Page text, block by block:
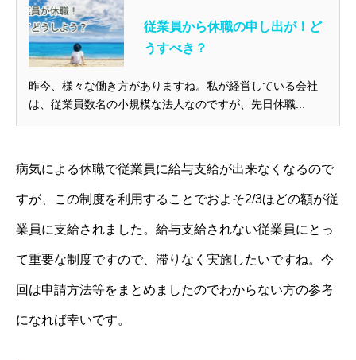
従業員から休職の申し出が！ど
うすべき？
昨今、様々な働き方がありますね。私が経営している会社
は、従業員数名の小規模な法人なのですが、先日休職...
病気による休職で従業員に給与支給が出来なくなるので
すが、この制度を利用することでおよそ2/3ほどの額が従
業員に支給されました。給与支給されない従業員にとっ
て重要な制度ですので、滞りなく実施したいですね。今
回は申請方法等をまとめましたのでわからない方の参考
になれば幸いです。